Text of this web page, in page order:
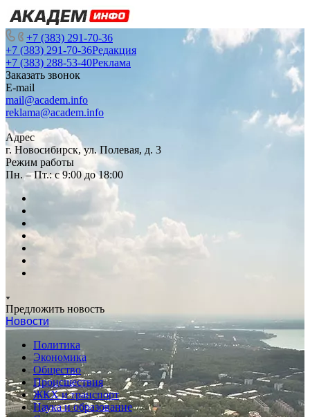
+7 (383) 291-70-36
+7 (383) 291-70-36Редакция
+7 (383) 288-53-40Реклама
Заказать звонок
E-mail
mail@academ.info
reklama@academ.info
Адрес
г. Новосибирск, ул. Полевая, д. 3
Режим работы
Пн. – Пт.: с 9:00 до 18:00
Предложить новость
Новости
Политика
Экономика
Общество
Происшествия
ЖКХ и транспорт
Наука и образование